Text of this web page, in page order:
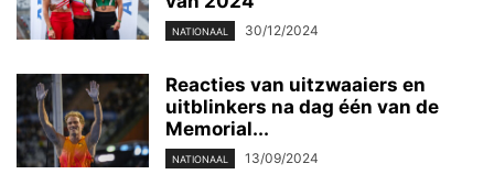
NATIONAAL 30/12/2024
Reacties van uitzwaaiers en
uitblinkers na dag één van de
Memorial...
NATIONAAL 13/09/2024